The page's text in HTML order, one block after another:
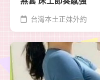
台灣本土正妹外約